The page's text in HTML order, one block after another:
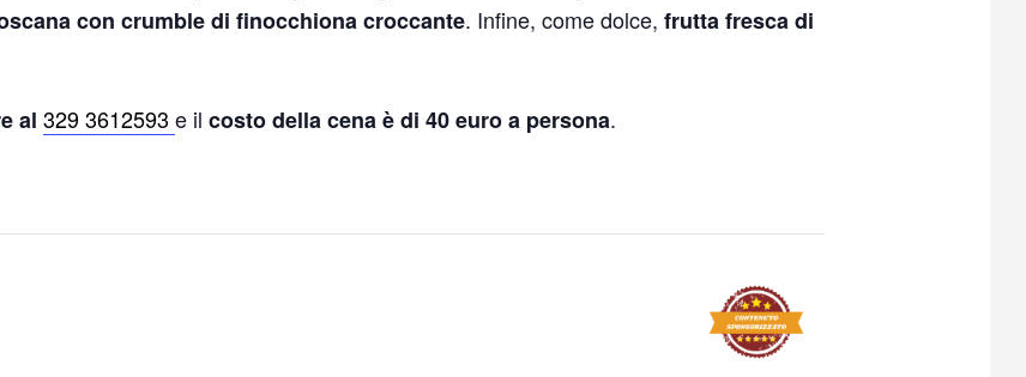
con crumble di finocchiona croccante. Infine, come dolce, frutta fresca di
al 329 3612593 e il costo della cena è di 40 euro a persona.